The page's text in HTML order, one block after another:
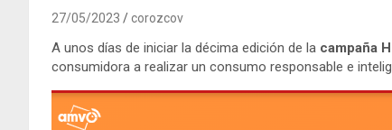
27/05/2023 corozcov
A unos días de iniciar la décima edición de la campaña
consumidora a realizar un consumo responsable e